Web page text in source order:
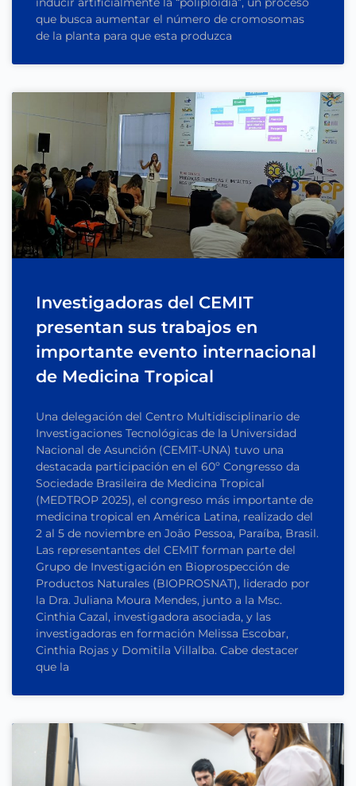
que busca aumentar el número de cromosomas
de la planta para que esta produzca
Investigadoras del CEMIT
presentan sus trabajos en
importante evento internacional
de Medicina Tropical
Una delegación del Centro Multidisciplinario de
Investigaciones Tecnológicas de la Universidad
Nacional de Asunción (CEMIT-UNA) tuvo una
destacada participación en el 60º Congresso da
Sociedade Brasileira de Medicina Tropical
(MEDTROP 2025), el congreso más importante de
medicina tropical en América Latina, realizado del
2 al 5 de noviembre en João Pessoa, Paraíba, Brasil.
Las representantes del CEMIT forman parte del
Grupo de Investigación en Bioprospección de
Productos Naturales (BIOPROSNAT), liderado por
la Dra. Juliana Moura Mendes, junto a la Msc.
Cinthia Cazal, investigadora asociada, y las
investigadoras en formación Melissa Escobar,
Cinthia Rojas y Domitila Villalba. Cabe destacer
que la